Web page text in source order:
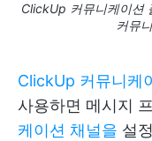
ClickUp 커뮤니케이션
커뮤
ClickUp 커뮤니케
사용하면 메시지
케이션 채널을 설